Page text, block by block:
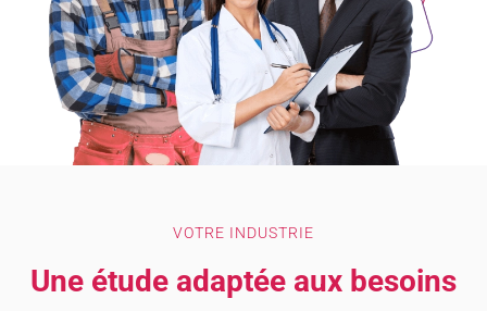
VOTRE INDUSTRIE
Une étude adaptée aux besoins